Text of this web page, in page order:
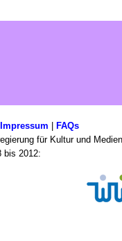
Impressum
FAQs
für Kultur und
bis 2012: